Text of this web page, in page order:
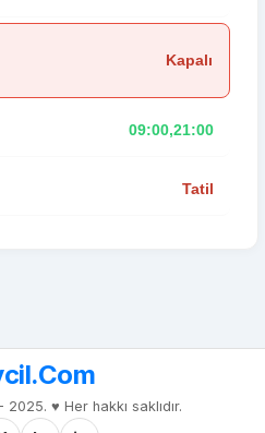
Kapalı
09:00,21:00
Tatil
♥️ Her hakkı saklıdır.